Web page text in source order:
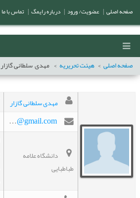
صفحه اصلی هیئت تحریریه مهدیسلطانی گازار
مهدی سلطانی گازار
msgazar@gmail.com
دانشگاه علامه
طباطبایی
صفحه اصلی عضویت/ ورود درباره رایمگ تماس با ما